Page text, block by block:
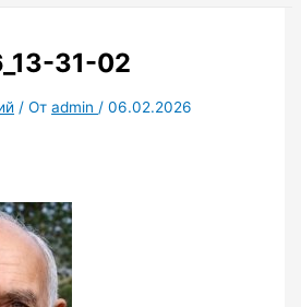
31-02
/ Отadmin /06.02.2026